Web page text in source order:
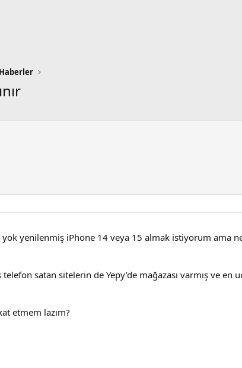
yenilenmiş iPhone 14 veya 15 almak istiyorum ama
satan sitelerin de Yepy’de mağazası varmış ve en
etmem lazım?